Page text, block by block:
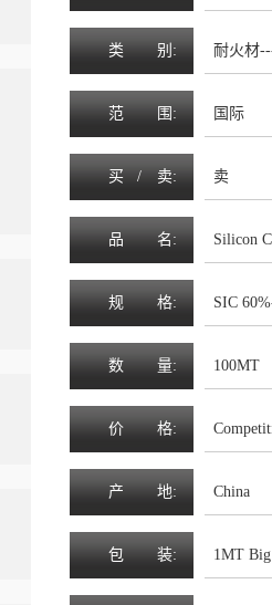
类 别: 耐火材
范 围 : 国际
买 / 卖: 卖
品 名 : Silicon
规 格: SIC
数 量: 100MT
价 格:
产 地: China
包 装: 1MT Big